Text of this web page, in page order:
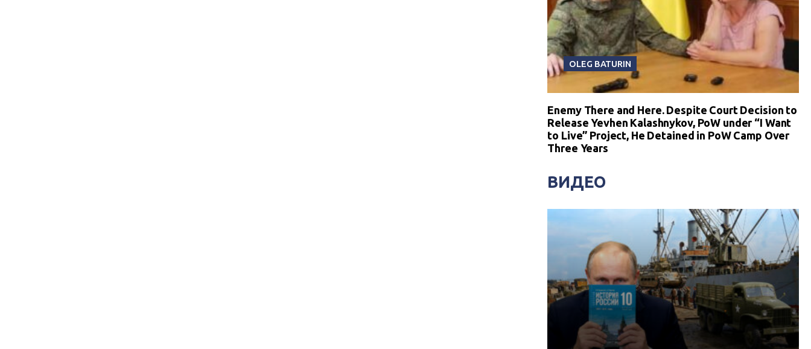
OLEG BATURIN
Enemy There and Here. Despite Court Decision to
Release Yevhen Kalashnykov, PoW under “I Want
to Live” Project, He Detained in PoW Camp Over
Three Years
ВИДЕО